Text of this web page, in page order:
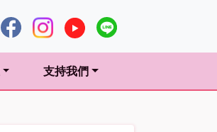
支持我們